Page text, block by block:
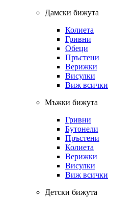
Дамски бижута
Колиета
Гривни
Обеци
Пръстени
Верижки
Висулки
Виж всички
Мъжки бижута
Гривни
Бутонели
Пръстени
Колиета
Верижки
Висулки
Виж всички
Детски бижута